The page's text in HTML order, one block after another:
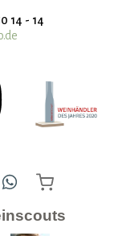
14 - 14